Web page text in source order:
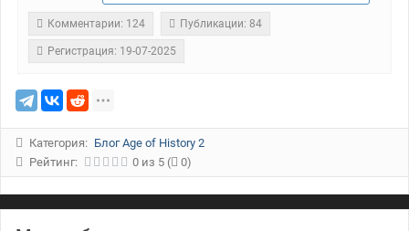
Комментарии: 124 Публикации: 84
Регистрация: 19-07-2025
Категория: Блог Age of History 2
Рейтинг:
0 из 5 ( 0)